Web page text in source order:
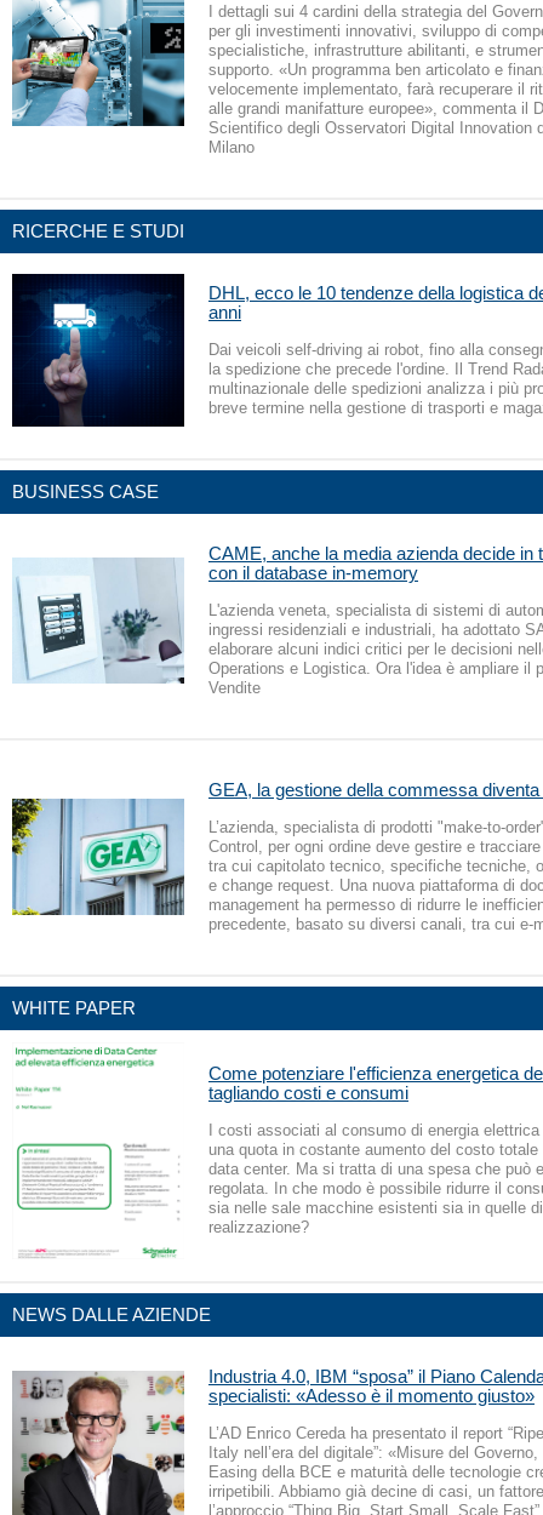
I dettagli sui 4 cardini della strategia del
per gli investimenti innovativi, sviluppo di
specialistiche, infrastrutture abilitanti, e
supporto. «Un programma ben articolato e
velocemente implementato, farà recuperare il
alle grandi manifatture europee», commenta il
Scientifico degli Osservatori Digital Innovation
Milano
RICERCHE E STUDI
DHL, ecco le 10 tendenze della logistica
anni
Dai veicoli self-driving ai robot, fino alla
la spedizione che precede l'ordine. Il Trend
multinazionale delle spedizioni analizza i più
breve termine nella gestione di trasporti e
BUSINESS CASE
CAME, anche la media azienda decide in
con il database in-memory
L'azienda veneta, specialista di sistemi di
ingressi residenziali e industriali, ha adottato
elaborare alcuni indici critici per le decisioni
Operations e Logistica. Ora l'idea è ampliare il
Vendite
GEA, la gestione della commessa diventa
L’azienda, specialista di prodotti "make-to-
Control, per ogni ordine deve gestire e
tra cui capitolato tecnico, specifiche tecniche,
e change request. Una nuova piattaforma di
management ha permesso di ridurre le
precedente, basato su diversi canali, tra cui e-
WHITE PAPER
Come potenziare l'efficienza energetica
tagliando costi e consumi
I costi associati al consumo di energia
una quota in costante aumento del costo
data center. Ma si tratta di una spesa che può
regolata. In che modo è possibile ridurre il
sia nelle sale macchine esistenti sia in quelle
realizzazione?
NEWS DALLE AZIENDE
Industria 4.0, IBM “sposa” il Piano
specialisti: «Adesso è il momento giusto»
L’AD Enrico Cereda ha presentato il report
Italy nell’era del digitale”: «Misure del
Easing della BCE e maturità delle tecnologie
irripetibili. Abbiamo già decine di casi, un
l’approccio “Thing Big, Start Small, Scale